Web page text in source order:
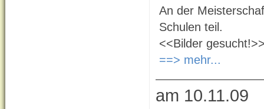
An der
Schulen teil.
<<Bilder
==> mehr...
am 10.11.09